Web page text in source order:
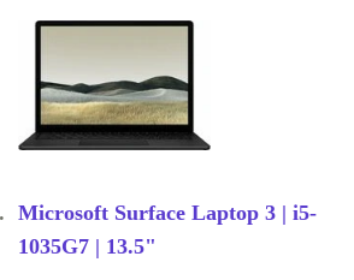
Microsoft Surface Laptop 3 | i5-
1035G7 | 13.5"